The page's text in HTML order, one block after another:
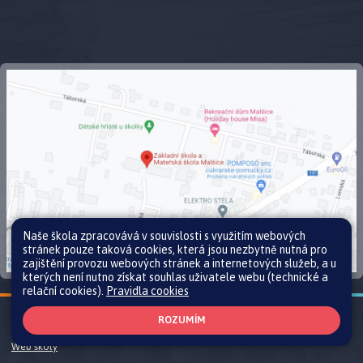
Všechna práva vyhrazena. Copyright © 2026 |
Prohlášení o přístupnosti|Pravidla COOKIES|GDPR
Web školy
Naše škola zpracovává v souvislosti s využitím webových
stránek pouze taková cookies, která jsou nezbytně nutná pro
zajištění provozu webových stránek a internetových služeb, a u
kterých není nutno získat souhlas uživatele webu (technické a
relační cookies). Pravidla cookies
ROZUMÍM